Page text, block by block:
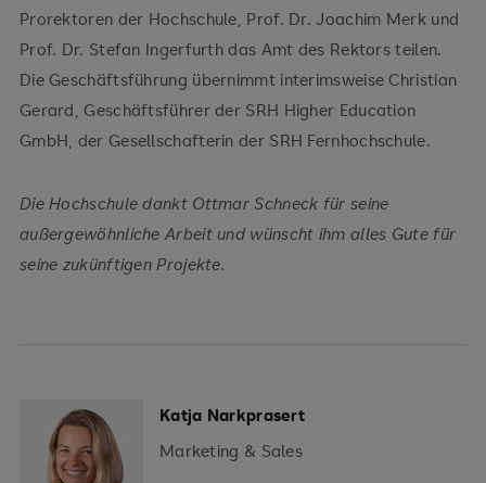
Prorektoren der Hochschule, Prof. Dr. Joachim Merk und
Prof. Dr. Stefan Ingerfurth das Amt des Rektors teilen.
Die Geschäftsführung übernimmt interimsweise Christian
Gerard, Geschäftsführer der SRH Higher Education
GmbH, der Gesellschafterin der SRH Fernhochschule.
Die Hochschule dankt Ottmar Schneck für seine
außergewöhnliche Arbeit und wünscht ihm alles Gute für
seine zukünftigen Projekte.
Katja Narkprasert
Marketing & Sales